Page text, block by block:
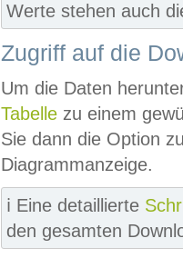
Werte stehen auch
Zugriff auf die
Um die Daten
Tabelle zu einem
Sie dann die Option
Diagrammanzeige.
ℹ️ Eine detaillierte
den gesamten